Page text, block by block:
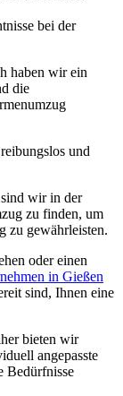
bei der
haben wir ein
die
und
wir in der
zu finden, um
zu gewährleisten.
oder einen
in Gießen
sind, Ihnen eine
bieten wir
angepasste
Bedürfnisse